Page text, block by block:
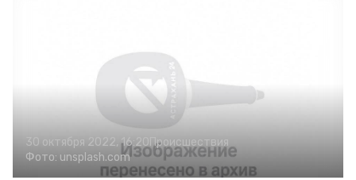
30 октября 2022, 16:20Происшествия
Фото: unsplash.com